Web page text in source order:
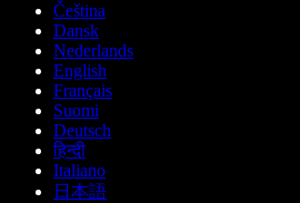
Čeština
Dansk
Nederlands
English
Français
Suomi
Deutsch
हिन्दी
Italiano
日本語